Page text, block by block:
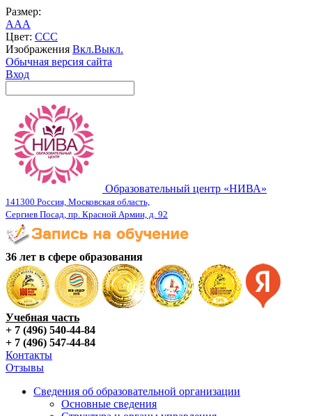
Размер:
AAA
Цвет: CCC
Изображения Вкл.Выкл.
Обычная версия сайта
Вход
Образовательный центр «НИВА»
141300 Россия, Московская область,
Сергиев Посад, пр. Красной Армии, д. 92
36 лет в сфере образования
Учебная часть
+ 7 (496) 540-44-84
+ 7 (496) 547-44-84
Контакты
Отзывы
Сведения об образовательной организации
Основные сведения